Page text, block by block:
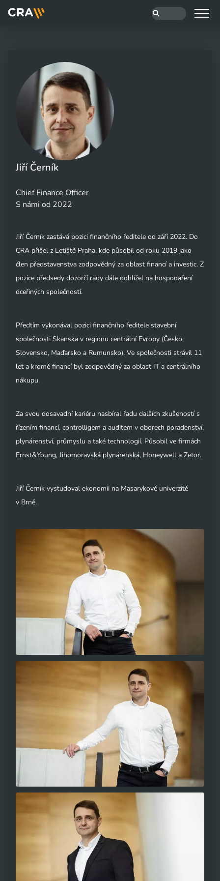
Jiří Černík
Chief Finance Officer
S námi od 2022
Jiří Černík zastává pozici finančního ředitele od září 2022. Do
CRA přišel z Letiště Praha, kde působil od roku 2019 jako
člen představenstva zodpovědný za oblast financí a investic. Z
pozice předsedy dozorčí rady dále dohlížel na hospodaření
dceřiných společností.
Předtím vykonával pozici finančního ředitele stavební
společnosti Skanska v regionu centrální Evropy (Česko,
Slovensko, Maďarsko a Rumunsko). Ve společnosti strávil 11
let a kromě financí byl zodpovědný za oblast IT a centrálního
nákupu.
Za svou dosavadní kariéru nasbíral řadu dalších zkušeností s
řízením financí, controlligem a auditem v oborech poradenství,
plynárenství, průmyslu a také technologií. Působil ve firmách
Ernst&Young, Jihomoravská plynárenská, Honeywell a Zetor.
Jiří Černík vystudoval ekonomii na Masarykově univerzitě
v Brně.